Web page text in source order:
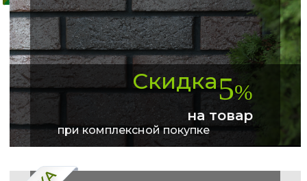
Скидка5%
на товар
при комплексной покупке